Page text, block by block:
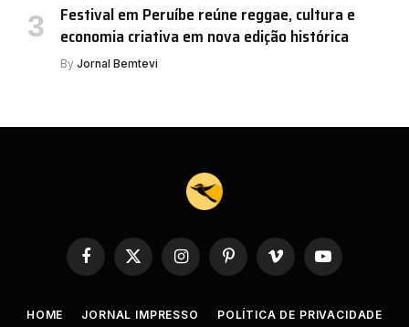
Festival em Peruíbe reúne reggae, cultura e
economia criativa em nova edição histórica
By Jornal Bemtevi
Facebook
X
(Twitter)
InstagramPinterestVimeo YouTube
HOME JORNAL IMPRESSO POLÍTICA DE PRIVACIDADE